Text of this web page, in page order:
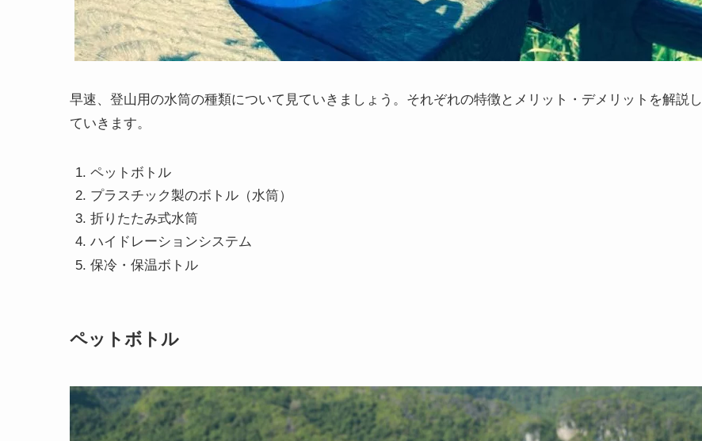
早速、登山用の水筒の種類について見ていきましょう。それぞれの特徴とメリット・デメリットを解説し
ていきます。
ペットボトル
プラスチック製のボトル（水筒）
折りたたみ式水筒
ハイドレーションシステム
保冷・保温ボトル
ペットボトル